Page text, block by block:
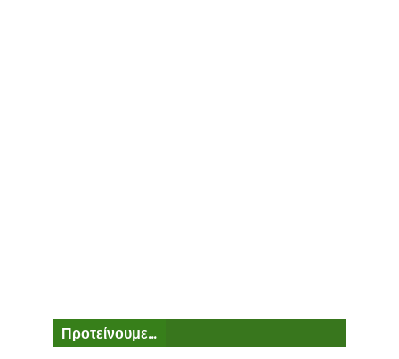
Προτείνουμε...